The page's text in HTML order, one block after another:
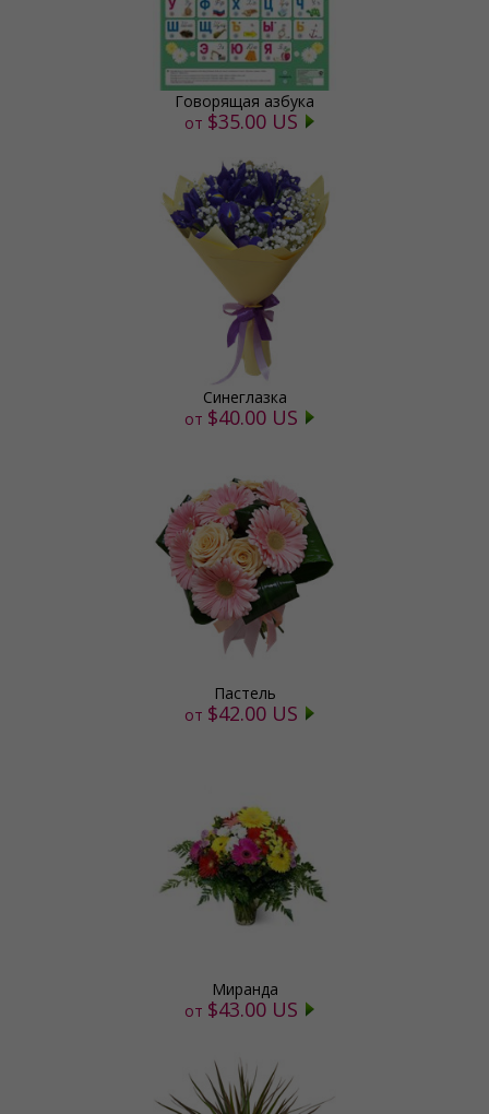
Говорящая азбука
от $35.00 US
Синеглазка
от $40.00 US
Пастель
от $42.00 US
Миранда
от $43.00 US